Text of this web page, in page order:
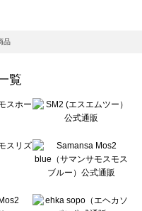
サモスモス）のルームウェア一覧
のルームウェア一覧
ムウェア一覧
一覧
ェア一覧
品
覧